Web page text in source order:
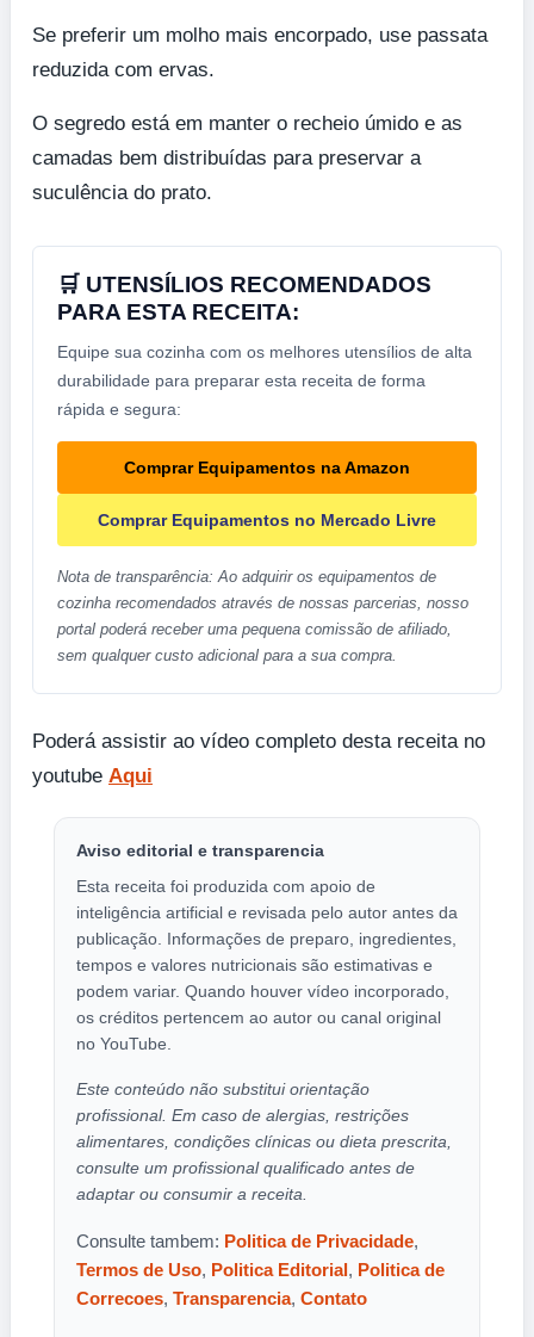
Se preferir um molho mais encorpado, use passata
reduzida com ervas.
O segredo está em manter o recheio úmido e as
camadas bem distribuídas para preservar a
suculência do prato.
🛒 UTENSÍLIOS RECOMENDADOS
PARA ESTA RECEITA:
Equipe sua cozinha com os melhores utensílios de alta
durabilidade para preparar esta receita de forma
rápida e segura:
Comprar Equipamentos na Amazon
Comprar Equipamentos no Mercado Livre
Nota de transparência: Ao adquirir os equipamentos de
cozinha recomendados através de nossas parcerias, nosso
portal poderá receber uma pequena comissão de afiliado,
sem qualquer custo adicional para a sua compra.
Poderá assistir ao vídeo completo desta receita no
youtube Aqui
Aviso editorial e transparencia
Esta receita foi produzida com apoio de
inteligência artificial e revisada pelo autor antes da
publicação. Informações de preparo, ingredientes,
tempos e valores nutricionais são estimativas e
podem variar. Quando houver vídeo incorporado,
os créditos pertencem ao autor ou canal original
no YouTube.
Este conteúdo não substitui orientação
profissional. Em caso de alergias, restrições
alimentares, condições clínicas ou dieta prescrita,
consulte um profissional qualificado antes de
adaptar ou consumir a receita.
Consulte tambem: Politica de Privacidade,
Termos de Uso, Politica Editorial, Politica de
Correcoes, Transparencia, Contato